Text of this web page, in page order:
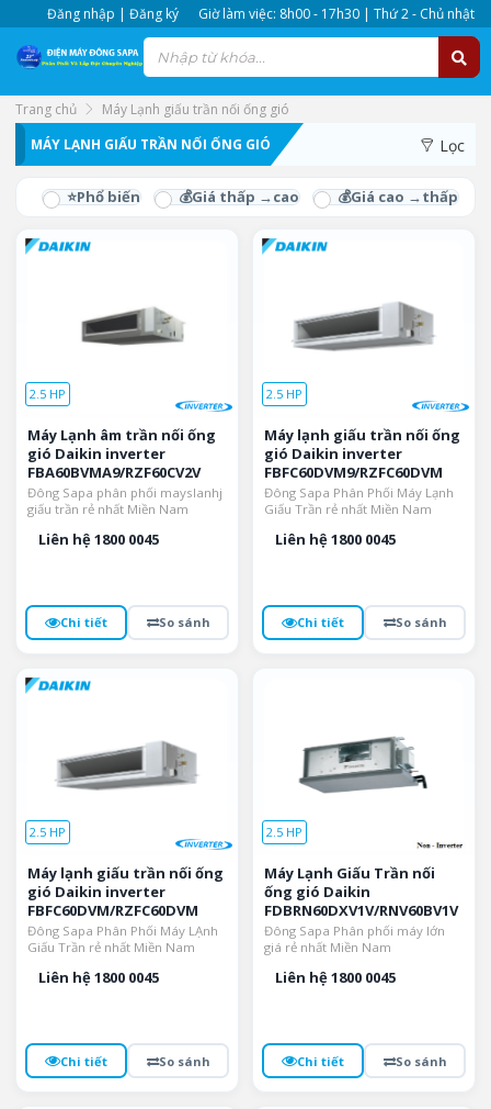
Đăng nhập | Đăng ký Giờ làm việc: 8h00 - 17h30 | Thứ 2 - Chủ nhật
Trang chủ
Máy Lạnh giấu trần nối ống gió
MÁY LẠNH GIẤU TRẦN NỐI ỐNG GIÓ
Lọc
2.5 HP
Máy Lạnh âm trần nối ống
gió Daikin inverter
FBA60BVMA9/RZF60CV2V
Đông Sapa phân phối mayslanhj
giấu trần rẻ nhất Miền Nam
Liên hệ 1800 0045
Chi tiết So sánh
2.5 HP
Máy lạnh giấu trần nối ống
gió Daikin inverter
FBFC60DVM9/RZFC60DVM
Đông Sapa Phân Phối Máy Lạnh
Giấu Trần rẻ nhất Miền Nam
Liên hệ 1800 0045
Chi tiết So sánh
2.5 HP
Máy lạnh giấu trần nối ống
gió Daikin inverter
FBFC60DVM/RZFC60DVM
Đông Sapa Phân Phối Máy LẠnh
Giấu Trần rẻ nhất Miền Nam
Liên hệ 1800 0045
Chi tiết So sánh
2.5 HP
Máy Lạnh Giấu Trần nối
ống gió Daikin
FDBRN60DXV1V/RNV60BV1V
Đông Sapa Phân phối máy lớn
giá rẻ nhất Miền Nam
Liên hệ 1800 0045
Chi tiết So sánh